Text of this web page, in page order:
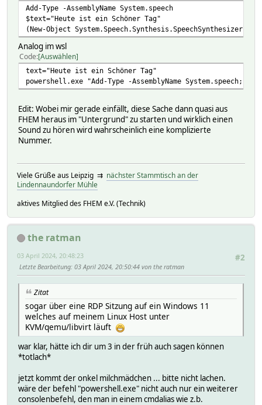
Add-Type -AssemblyName System.speech
$text="Heute ist ein Schöner Tag"
(New-Object
Analog im wsl
Code Auswählen
text="Heute ist ein Schöner Tag"
powershell.exe "Add-Type -AssemblyName
Edit: Wobei mir gerade einfällt, diese Sache dann quasi aus
FHEM heraus im "Untergrund" zu starten und wirklich einen
Sound zu hören wird wahrscheinlich eine komplizierte
Nummer.
Viele Grüße aus Leipzig ⇉ nächster Stammtisch an der
Lindennaundorfer Mühle
aktives Mitglied des FHEM e.V. (Technik)
the ratman
#2
03 April 2024, 20:48:23
Letzte Bearbeitung: 03 April 2024, 20:50:44 von the ratman
Zitat
sogar über eine RDP Sitzung auf ein Windows 11
welches auf meinem Linux Host unter
KVM/qemu/libvirt läuft
war klar, hätte ich dir um 3 in der früh auch sagen können
*totlach*
jetzt kommt der onkel milchmädchen ... bitte nicht lachen.
wäre der befehl "powershell.exe" nicht auch nur ein weiterer
consolenbefehl, den man in einem cmdalias wie z.b.